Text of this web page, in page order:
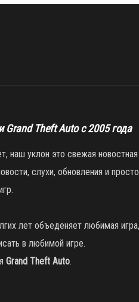
Grand Theft Auto с 2005 года
наш уклон это свежая новостная
слухи, обновления и просто
лет объеденяет любимая игра,
в любимой игре.
Grand Theft Auto.